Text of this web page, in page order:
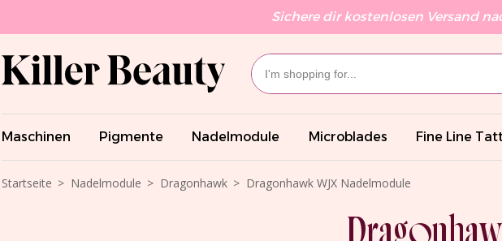
Sichere dir kostenlosen Versand
Maschinen Pigmente Nadelmodule Microblades Fine Line
Startseite Nadelmodule Dragonhawk Dragonhawk WJX Nadelmodule